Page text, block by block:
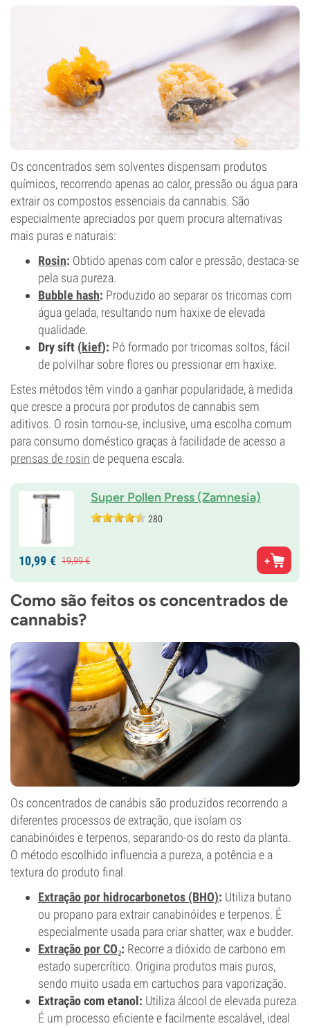
Os concentrados sem solventes dispensam produtos
químicos, recorrendo apenas ao calor, pressão ou água para
extrair os compostos essenciais da cannabis. São
especialmente apreciados por quem procura alternativas
mais puras e naturais:
Rosin: Obtido apenas com calor e pressão, destaca-se
pela sua pureza.
Bubble hash: Produzido ao separar os tricomas com
água gelada, resultando num haxixe de elevada
qualidade.
Dry sift (kief): Pó formado por tricomas soltos, fácil
de polvilhar sobre flores ou pressionar em haxixe.
Estes métodos têm vindo a ganhar popularidade, à medida
que cresce a procura por produtos de cannabis sem
aditivos. O rosin tornou-se, inclusive, uma escolha comum
para consumo doméstico graças à facilidade de acesso a
prensas de rosin de pequena escala.
Super Pollen Press (Zamnesia)
280
10,99 € 19,99€
Como são feitos os concentrados de
cannabis?
Os concentrados de canábis são produzidos recorrendo a
diferentes processos de extração, que isolam os
canabinóides e terpenos, separando-os do resto da planta.
O método escolhido influencia a pureza, a potência e a
textura do produto final.
Extração por hidrocarbonetos (BHO): Utiliza butano
ou propano para extrair canabinóides e terpenos. É
especialmente usada para criar shatter, wax e budder.
Extração por CO₂: Recorre a dióxido de carbono em
estado supercrítico. Origina produtos mais puros,
sendo muito usada em cartuchos para vaporização.
Extração com etanol: Utiliza álcool de elevada pureza.
É um processo eficiente e facilmente escalável, ideal